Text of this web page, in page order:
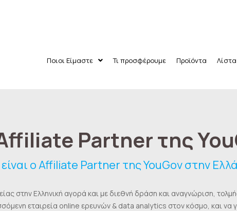
Ποιοι Είμαστε Τι προσφέρουμε Προϊόντα
Partner της
ο Affiliate Partner της YouGov στην
στην Ελληνική αγορά και με διεθνή δράση και αναγνώριση,
εταιρεία online ερευνών & data analytics στον κόσμο, και να